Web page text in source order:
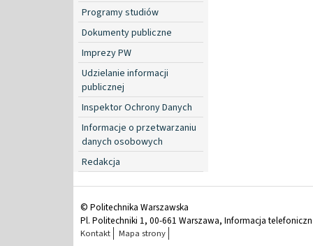
Programy studiów
Dokumenty publiczne
Imprezy PW
Udzielanie informacji
publicznej
Inspektor Ochrony Danych
Informacje o przetwarzaniu
danych osobowych
Redakcja
© Politechnika Warszawska
Pl. Politechniki 1, 00-661 Warszawa, Informacja
Kontakt Mapa strony